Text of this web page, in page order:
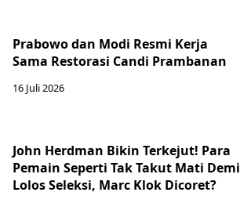
Prabowo dan Modi Resmi Kerja
Sama Restorasi Candi Prambanan
16 Juli 2026
John Herdman Bikin Terkejut! Para
Pemain Seperti Tak Takut Mati Demi
Lolos Seleksi, Marc Klok Dicoret?